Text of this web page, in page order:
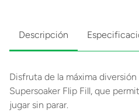
Descripción
Disfruta de la máxima
Supersoaker Flip Fill, que
jugar sin parar.